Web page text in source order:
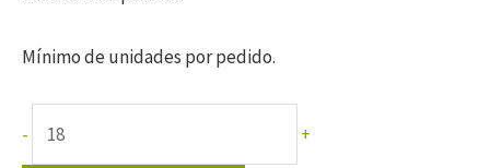
Mínimo de unidades por pedido.
- +